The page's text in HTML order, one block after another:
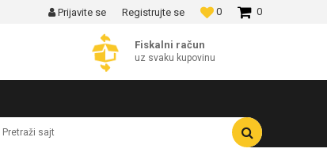
MOGUĆNOST BESPLATNE ISPORUKE! 0
0
Prijavite se Registrujte se
Fiskalni račun
uz svaku kupovinu
Pretraži sajt